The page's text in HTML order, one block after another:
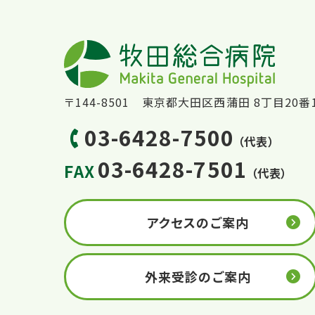
〒144-8501 東京都大田区西蒲田 8丁目20番
03-6428-7500 （代表）
FAX03-6428-7501 （代表）
アクセスのご案内
外来受診のご案内